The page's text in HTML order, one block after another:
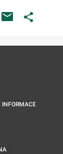
na nové kartě
otevře na nové
se otevře
INFORMACE